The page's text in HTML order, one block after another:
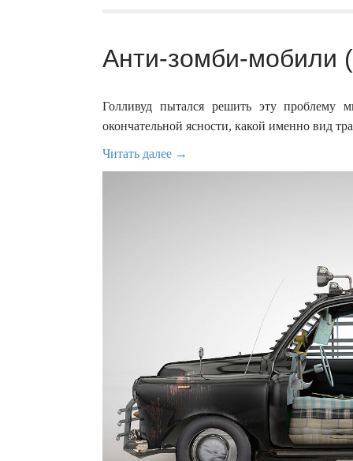
Анти-зомби-мобили
Голливуд пытался решить эту проблему
окончательной ясности, какой именно вид
Читать далее →